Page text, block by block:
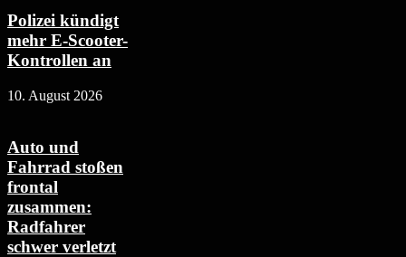
Polizei kündigt
mehr E-Scooter-
Kontrollen an
10. August 2026
Auto und
Fahrrad stoßen
frontal
zusammen:
Radfahrer
schwer verletzt